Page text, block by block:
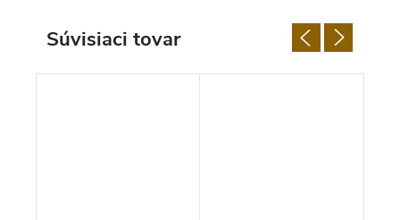
Súvisiaci tovar